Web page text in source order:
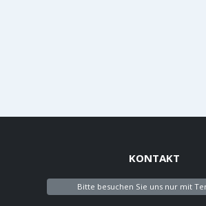
KONTAKT
Bitte besuchen Sie uns nur mit